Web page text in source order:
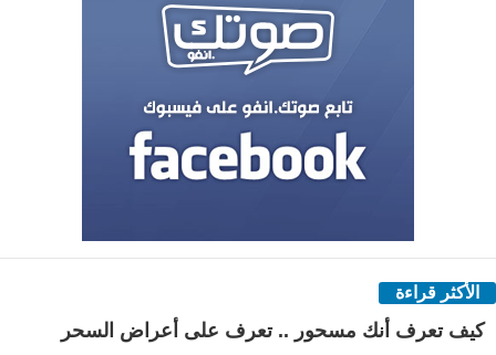
الأكثر قراءة
كيف تعرف أنك مسحور .. تعرف على أعراض السحر